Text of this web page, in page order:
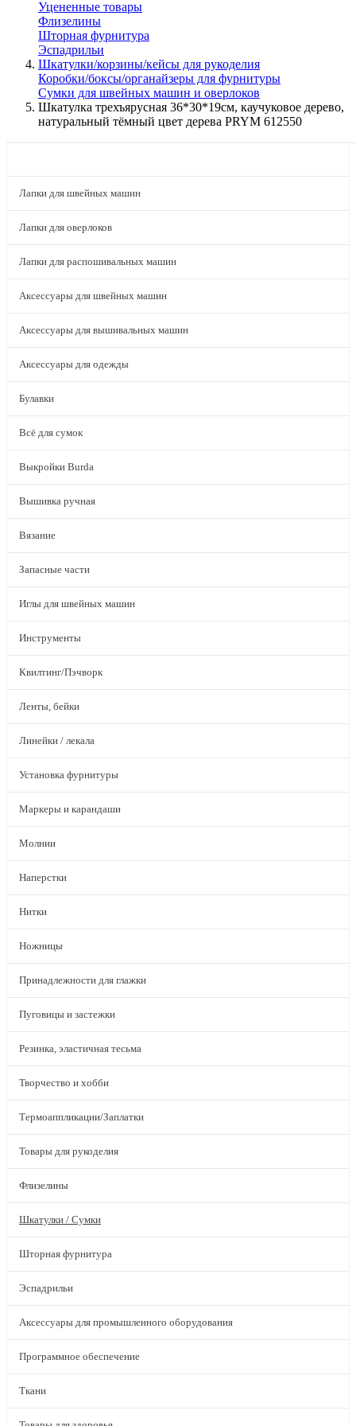
Уцененные товары
Флизелины
Шторная фурнитура
Эспадрильи
Шкатулки/корзины/кейсы для рукоделия
Коробки/боксы/органайзеры для фурнитуры
Сумки для швейных машин и оверлоков
Шкатулка трехъярусная 36*30*19см, каучуковое дерево,
натуральный тёмный цвет дерева PRYM 612550
Лапки для швейных машин
Лапки для оверлоков
Лапки для распошивальных машин
Аксессуары для швейных машин
Аксессуары для вышивальных машин
Аксессуары для одежды
Булавки
Всё для сумок
Выкройки Burda
Вышивка ручная
Вязание
Запасные части
Иглы для швейных машин
Инструменты
Квилтинг/Пэчворк
Ленты, бейки
Линейки / лекала
Установка фурнитуры
Маркеры и карандаши
Молнии
Наперстки
Нитки
Ножницы
Принадлежности для глажки
Пуговицы и застежки
Резинка, эластичная тесьма
Творчество и хобби
Термоаппликации/Заплатки
Товары для рукоделия
Флизелины
Шкатулки / Сумки
Шторная фурнитура
Эспадрильи
Аксессуары для промышленного оборудования
Программное обеспечение
Ткани